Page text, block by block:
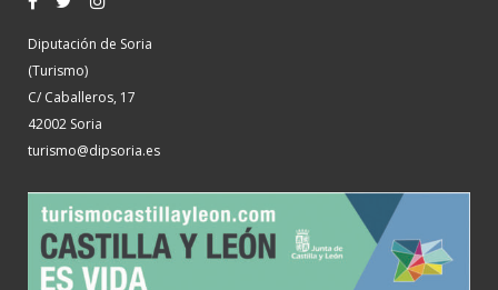
Diputación de Soria
(Turismo)
C/ Caballeros, 17
42002 Soria
turismo@dipsoria.es